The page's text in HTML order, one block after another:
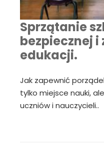
Sprzątanie
bezpiecznej i
edukacji.
Jak zapewnić
tylko miejsce nauki,
uczniów i nauczycieli..